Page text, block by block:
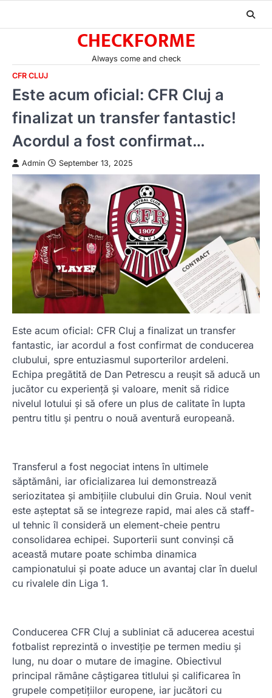
CHECKFORME
Always come and check
CFR CLUJ
Este acum oficial: CFR Cluj a
finalizat un transfer fantastic!
Acordul a fost confirmat…
Admin September 13, 2025
Este acum oficial: CFR Cluj a finalizat un transfer
fantastic, iar acordul a fost confirmat de conducerea
clubului, spre entuziasmul suporterilor ardeleni.
Echipa pregătită de Dan Petrescu a reușit să aducă un
jucător cu experiență și valoare, menit să ridice
nivelul lotului și să ofere un plus de calitate în lupta
pentru titlu și pentru o nouă aventură europeană.
Transferul a fost negociat intens în ultimele
săptămâni, iar oficializarea lui demonstrează
seriozitatea și ambițiile clubului din Gruia. Noul venit
este așteptat să se integreze rapid, mai ales că staff-
ul tehnic îl consideră un element-cheie pentru
consolidarea echipei. Suporterii sunt convinși că
această mutare poate schimba dinamica
campionatului și poate aduce un avantaj clar în duelul
cu rivalele din Liga 1.
Conducerea CFR Cluj a subliniat că aducerea acestui
fotbalist reprezintă o investiție pe termen mediu și
lung, nu doar o mutare de imagine. Obiectivul
principal rămâne câștigarea titlului și calificarea în
grupele competițiilor europene, iar jucători cu